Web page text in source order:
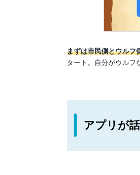
まずは市民側とウルフ
タート。自分がウルフ
アプリが